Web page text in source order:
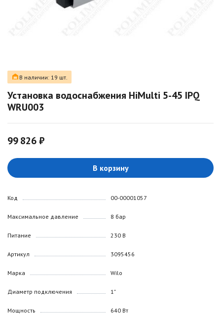
В наличии: 19 шт.
Установка водоснабжения HiMulti 5-45 IPQ
WRU003
99 826 ₽
В корзину
Код
Максимальное давление
Питание
Артикул
Марка
Диаметр подключения
Мощность
00-00001057
8 бар
230 В
3095456
Wilo
1"
640 Вт